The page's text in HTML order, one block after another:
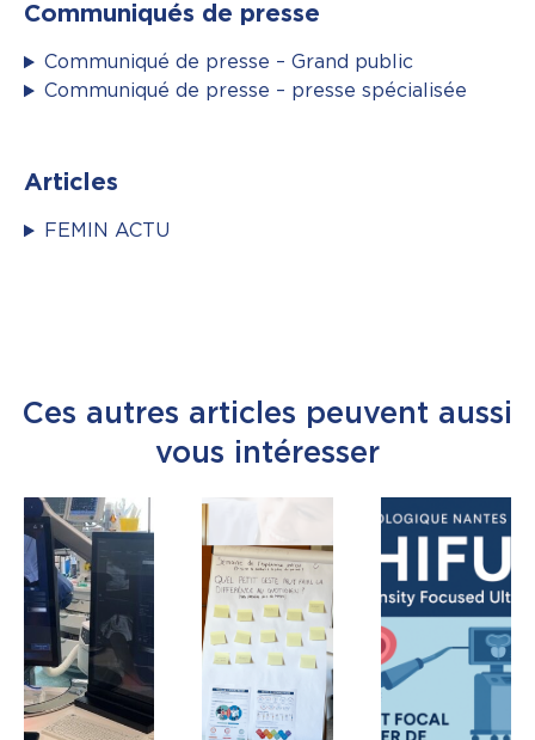
Communiqués de presse
Communiqué de presse – Grand public
Communiqué de presse – presse spécialisée
Articles
FEMIN ACTU
Ces autres articles peuvent aussi
vous intéresser